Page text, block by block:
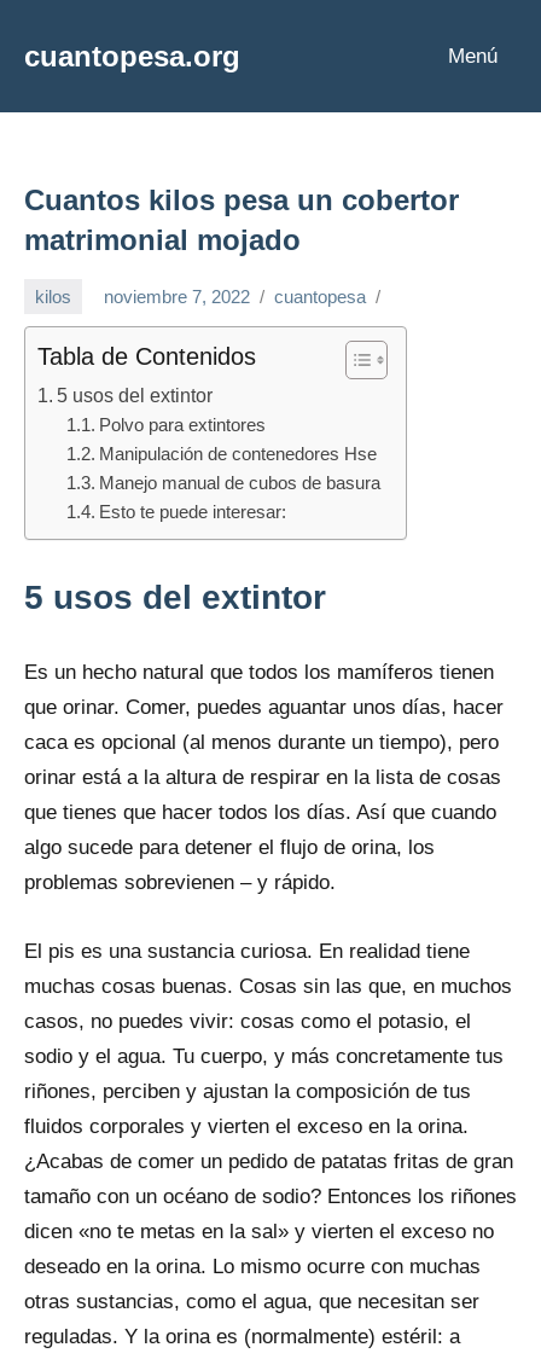
cuantopesa.org
Cuanto
Menú
Cuantos kilos pesa un cobertor
matrimonial mojado
kilos noviembre 7, 2022 cuantopesa
Tabla de Contenidos
5 usos del extintor
Polvo para extintores
Manipulación de contenedores Hse
Manejo manual de cubos de basura
Esto te puede interesar:
5 usos del extintor
Es un hecho natural que todos los mamíferos tienen
que orinar. Comer, puedes aguantar unos días, hacer
caca es opcional (al menos durante un tiempo), pero
orinar está a la altura de respirar en la lista de cosas
que tienes que hacer todos los días. Así que cuando
algo sucede para detener el flujo de orina, los
problemas sobrevienen – y rápido.
El pis es una sustancia curiosa. En realidad tiene
muchas cosas buenas. Cosas sin las que, en muchos
casos, no puedes vivir: cosas como el potasio, el
sodio y el agua. Tu cuerpo, y más concretamente tus
riñones, perciben y ajustan la composición de tus
fluidos corporales y vierten el exceso en la orina.
¿Acabas de comer un pedido de patatas fritas de gran
tamaño con un océano de sodio? Entonces los riñones
dicen «no te metas en la sal» y vierten el exceso no
deseado en la orina. Lo mismo ocurre con muchas
otras sustancias, como el agua, que necesitan ser
reguladas. Y la orina es (normalmente) estéril: a